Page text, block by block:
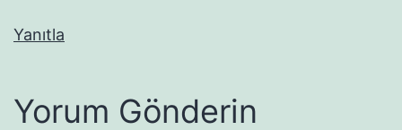
Yanıtla
Yorum Gönderin